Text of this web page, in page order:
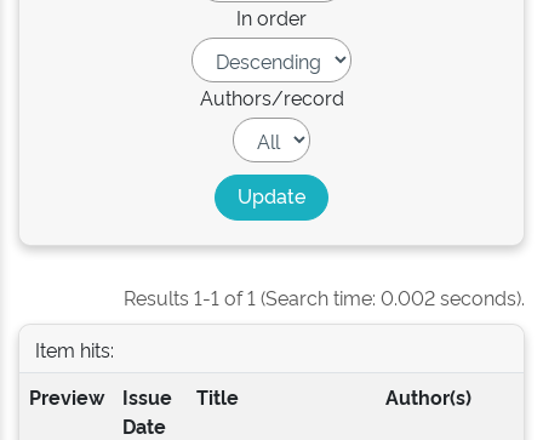
In order
Authors/record
Results 1-1 of 1 (Search time: 0.002 seconds).
Item hits:
Preview
Issue
Date
Title Author(s)